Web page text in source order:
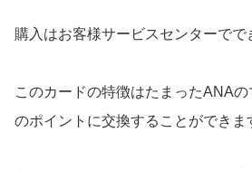
購入はお客様サービスセンターでで
このカードの特徴はたまったANA
のポイントに交換することができま